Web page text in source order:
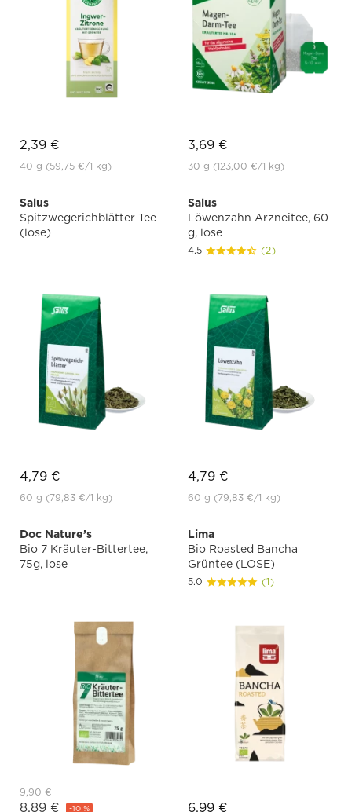
2,39 €
40 g (59,75 €/1 kg)
3,69 €
30 g (123,00 €/1 kg)
Salus
Spitzwegerichblätter Tee
(lose)
4,79 €
60 g (79,83 €/1 kg)
Salus
Löwenzahn Arzneitee, 60
g, lose
4.5 (2)
4,79 €
60 g (79,83 €/1 kg)
Doc Nature’s
Bio 7 Kräuter-Bittertee,
75g, lose
9,90 €
8,89 € -10 %
Lima
Bio Roasted Bancha
Grüntee (LOSE)
5.0 (1)
6,99 €